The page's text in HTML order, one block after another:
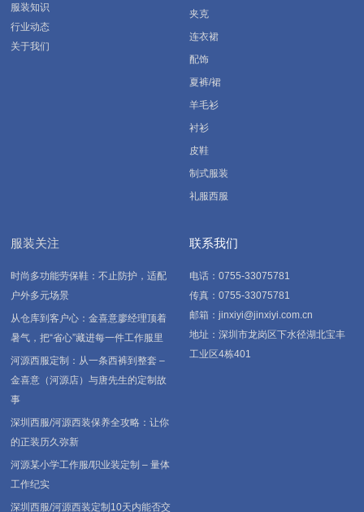
服装知识
行业动态
关于我们
夹克
连衣裙
配饰
夏裤/裙
羊毛衫
衬衫
皮鞋
制式服装
礼服西服
服装关注
时尚多功能劳保鞋：不止防护，适配
户外多元场景
从仓库到客户心：金喜意廖经理顶着
暑气，把“省心”藏进每一件工作服里
河源西服定制：从一条西裤到整套 –
金喜意（河源店）与唐先生的定制故
事
深圳西服/河源西装保养全攻略：让你
的正装历久弥新
河源某小学工作服/职业装定制 – 量体
工作纪实
深圳西服/河源西装定制10天内能否交
联系我们
电话：0755-33075781
传真：0755-33075781
邮箱：jinxiyi@jinxiyi.com.cn
地址：深圳市龙岗区下水径湖北宝丰
工业区4栋401